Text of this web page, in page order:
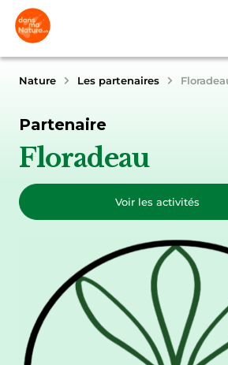
Nature Les partenaires
Partenaire
Floradeau
Voir les activités